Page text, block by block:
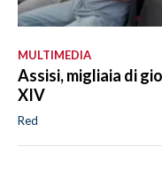
MULTIMEDIA
Assisi, migliaia di
XIV
Red